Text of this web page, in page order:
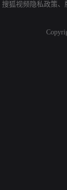
搜狐视频隐私政策、